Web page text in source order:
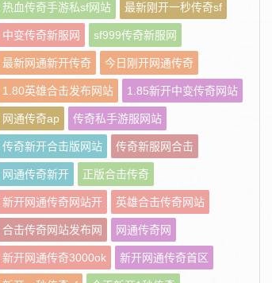
热血传奇手游私sf网站 最新刚开一秒传奇sf
中变传奇新服网 sf999传奇新服网
最新网通新开传奇 今日刚开网通传奇
1.80英雄合击发布网站 1.85新开中变传奇网站
网通传奇ap 传奇私手游服网站
传奇新开合击版网站 传奇新服网合击
网通传奇新开 正版合击传奇
新开网通传奇网站开 英雄合击传奇网站
合击传奇网站发布网 网通传奇网
新开网通传奇3000ok 新开网通传奇首区